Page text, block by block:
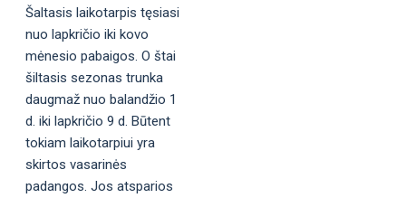
Šaltasis laikotarpis tęsiasi
nuo lapkričio iki kovo
mėnesio pabaigos. O štai
šiltasis sezonas trunka
daugmaž nuo balandžio 1
d. iki lapkričio 9 d. Būtent
tokiam laikotarpiui yra
skirtos vasarinės
padangos. Jos atsparios